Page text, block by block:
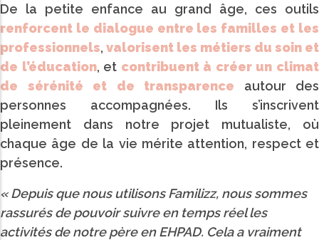
De la petite enfance au grand âge, ces outils
renforcent le dialogue entre les familles et les
professionnels, valorisent les métiers du soin et
de l’éducation, et contribuent à créer un climat
de sérénité et de transparence autour des
personnes accompagnées. Ils s’inscrivent
pleinement dans notre projet mutualiste, où
chaque âge de la vie mérite attention, respect et
présence.
« Depuis que nous utilisons Familizz, nous sommes
rassurés de pouvoir suivre en temps réel les
activités de notre père en EHPAD. Cela a vraiment